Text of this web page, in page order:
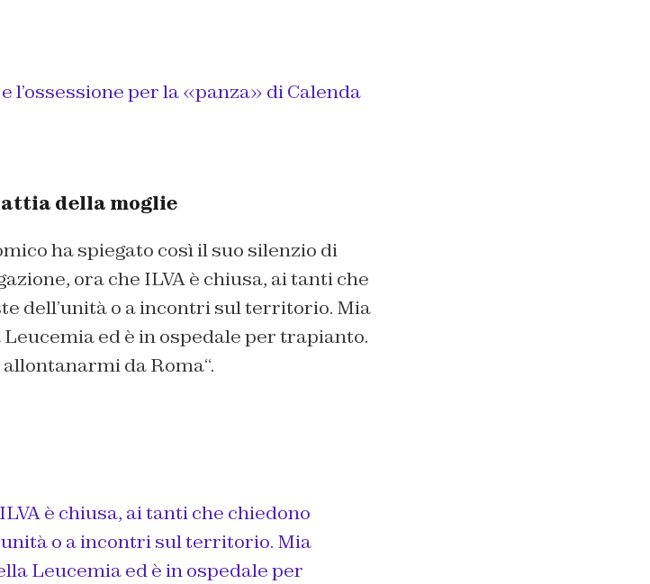
l’ossessione per la «panza» di Calenda
della moglie
ha spiegato così il suo silenzio di
ora che ILVA è chiusa, ai tanti che
dell’unità o a incontri sul territorio. Mia
ed è in ospedale per trapianto.
allontanarmi da Roma“.
è chiusa, ai tanti che chiedono
o a incontri sul territorio. Mia
Leucemia ed è in ospedale per